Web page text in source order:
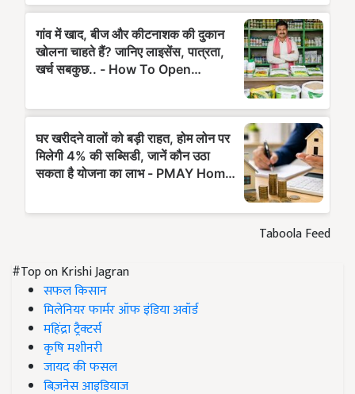
Taboola Feed
#Top on Krishi Jagran
सफल किसान
मिलेनियर फार्मर ऑफ इंडिया अवॉर्ड
महिंद्रा ट्रैक्टर्स
कृषि मशीनरी
जायद की फसल
बिज़नेस आइडियाज